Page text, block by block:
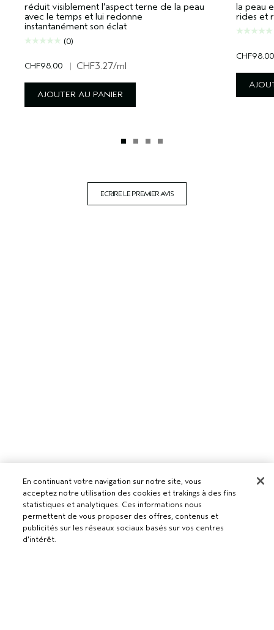
réduit visiblement l’aspect terne de la peau
avec le temps et lui redonne
instantanément son éclat
(0)
CHF98.00 | CHF3.27/ml
AJOUTER AU PANIER
la peau
rides et
CHF98.00
ECRIRE LE PREMIER AVIS
Pour les professionnels
En continuant votre navigation sur notre site, vous
acceptez notre utilisation des cookies et trakings à des fins
statistiques et analytiques. Ces informations nous
permettent de vous proposer des offres, contenus et
publicités sur les réseaux sociaux basés sur vos centres
d'intérêt.